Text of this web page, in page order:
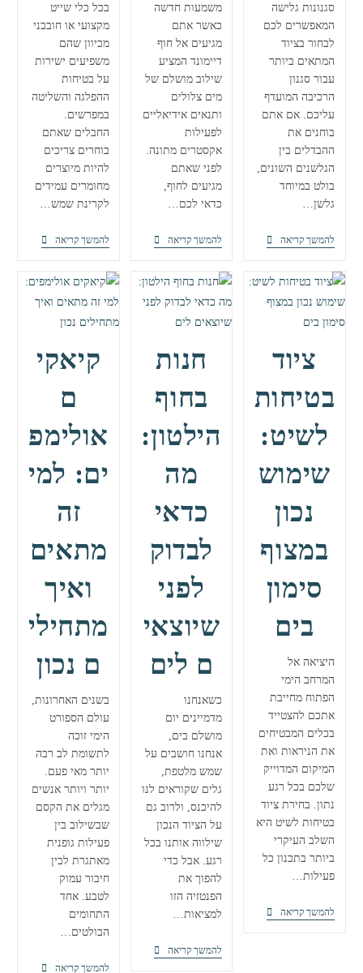
סגנונות גלישה
המאפשרים לכם
לבחור בציוד
המתאים ביותר
עבור סגנון
הרכיבה המועדף
עליכם. אם אתם
בוחנים את
ההבדלים בין
הגלשנים השונים,
בולט במיוחד
גלשן…
להמשך קריאה
טווינטיפ
השוואה
בין
פופולריים
משמעות חדשה
כאשר אתם
מגיעים אל חוף
דיימונד המציע
שילוב מושלם של
מים צלולים
ותנאים אידיאליים
לפעילות
אקסטרים מתונה.
לפני שאתם
מגיעים לחוף,
כדאי לכם…
להמשך קריאה
חוף
פעילות
ספורט
לכל
בכל כלי שייט
מקצועי או חובבני
מכיוון שהם
משפיעים ישירות
על בטיחות
ההפלגה והשליטה
במפרשים.
החבלים שאתם
בוחרים צריכים
להיות מיוצרים
מחומרים עמידים
לקרינת שמש…
להמשך קריאה
חבלים
איך
לבחור
שייט
ציוד
בטיחות
לשיט:
שימוש
נכון
במצוף
סימון
בים
היציאה אל
המרחב הימי
הפתוח מחייבת
אתכם להצטייד
בכלים המבטיחים
את הניראות ואת
המיקום המדוייק
שלכם בכל רגע
נתון. בחירת ציוד
בטיחות לשיט היא
השלב העיקרי
ביותר בתכנון כל
פעילות…
להמשך קריאה
ציוד
חנות
בחוף
הילטון:
מה
כדאי
לבדוק
לפני
שיוצאי
ם לים
כשאנחנו
מדמיינים יום
מושלם בים,
אנחנו חושבים על
שמש מלטפת,
גלים שקוראים לנו
להיכנס, ולרוב גם
על הציוד הנכון
שילווה אותנו בכל
רגע. אבל כדי
להפוך את
הפנטזיה הזו
למציאות…
להמשך קריאה
חנות
קיאקי
ם
אולימפ
ים: למי
זה
מתאים
ואיך
מתחילי
ם נכון
בשנים האחרונות,
עולם הספורט
הימי זוכה
לתשומת לב רבה
יותר מאי פעם.
יותר ויותר אנשים
מגלים את הקסם
שבשילוב בין
פעילות גופנית
מאתגרת לבין
חיבור עמוק
לטבע. אחד
התחומים
הבולטים…
להמשך קריאה
קיאקים